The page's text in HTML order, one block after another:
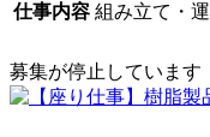
仕事内容 組み立て・
募集が停止しています